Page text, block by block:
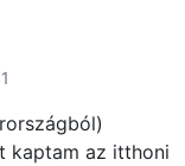
kaptam az itthoni